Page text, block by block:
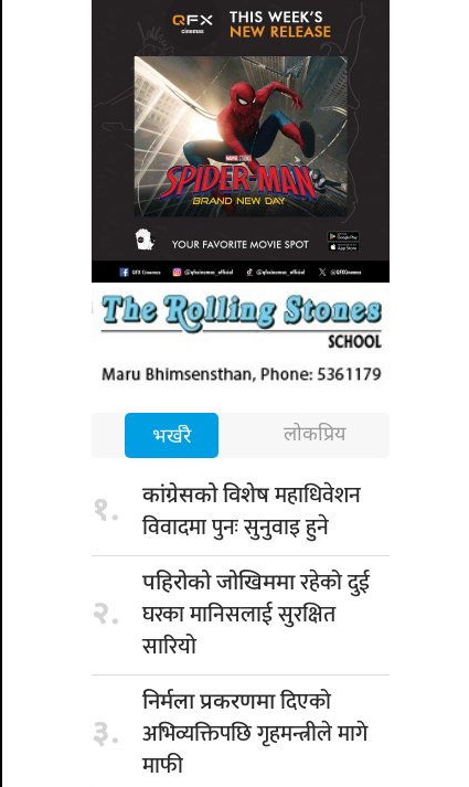
भर्खरै लोकप्रिय
१. कांग्रेसको विशेषमहाधिवेशन
विवादमा पुनः सुनुवाइ हुने
२.
पहिरोको जोखिममारहेको दुई
घरका मानिसलाई सुरक्षित
सारियो
३.
निर्मला प्रकरणमादिएको
अभिव्यक्तिपछि गृहमन्त्रीले मागे
माफी